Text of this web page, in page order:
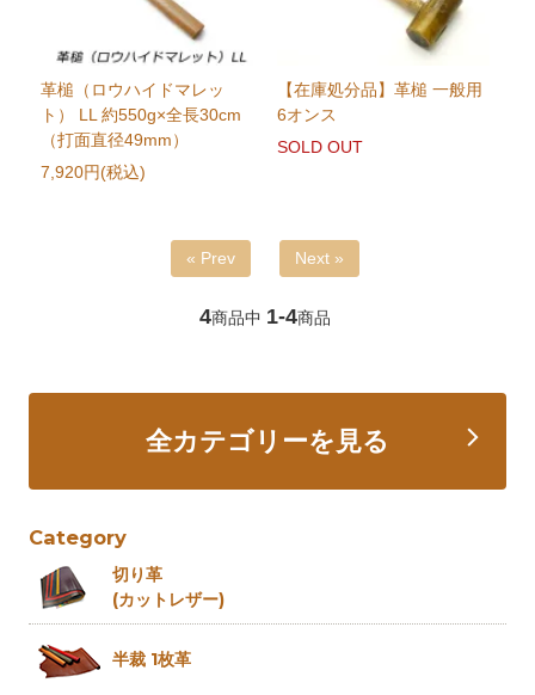
革槌（ロウハイドマレッ
ト） LL 約550g×全長30cm
（打面直径49mm）
7,920円(税込)
【在庫処分品】革槌 一般用
6オンス
SOLD OUT
« Prev Next »
4商品中 1-4商品
全カテゴリーを見る
Category
切り革
(カットレザー)
半裁 1枚革